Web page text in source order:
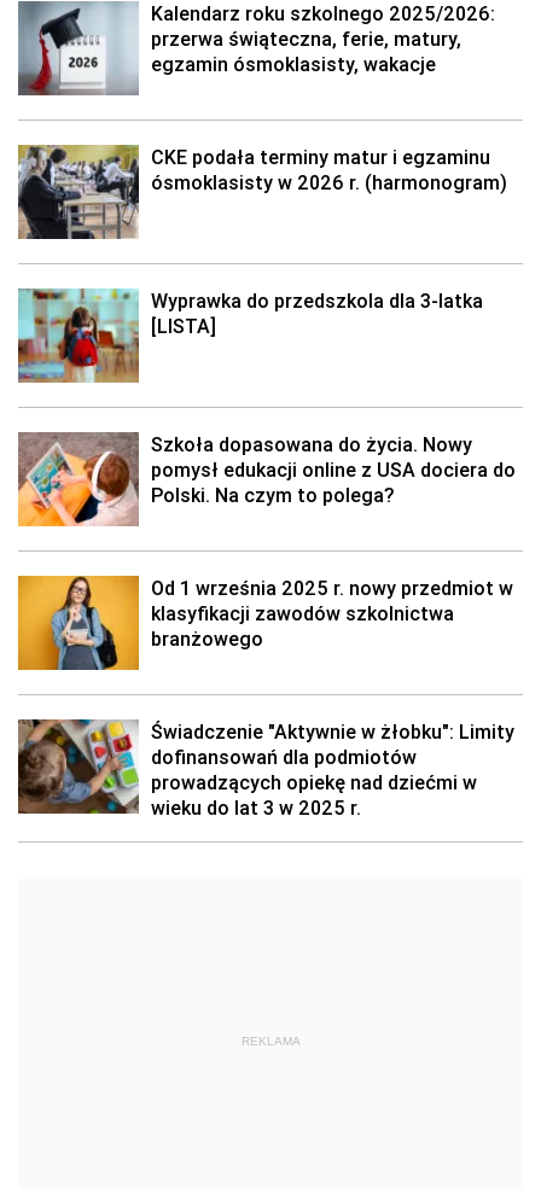
Kalendarz roku szkolnego 2025/2026:
przerwa świąteczna, ferie, matury,
egzamin ósmoklasisty, wakacje
CKE podała terminy matur i egzaminu
ósmoklasisty w 2026 r. (harmonogram)
Wyprawka do przedszkola dla 3-latka
[LISTA]
Szkoła dopasowana do życia. Nowy
pomysł edukacji online z USA dociera do
Polski. Na czym to polega?
Od 1 września 2025 r. nowy przedmiot w
klasyfikacji zawodów szkolnictwa
branżowego
Świadczenie "Aktywnie w żłobku": Limity
dofinansowań dla podmiotów
prowadzących opiekę nad dziećmi w
wieku do lat 3 w 2025 r.
REKLAMA